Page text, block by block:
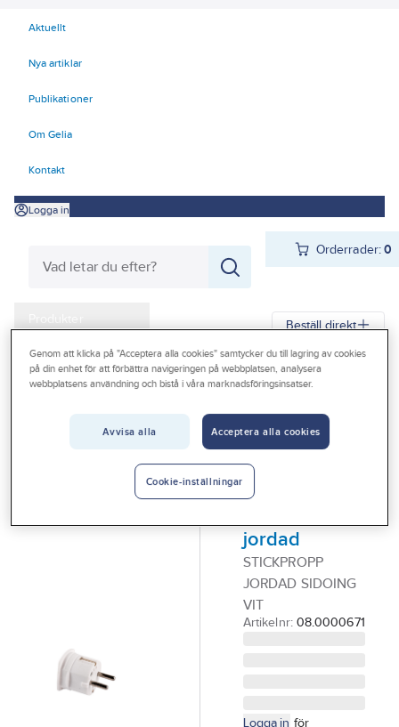
Aktuellt
Nya artiklar
Publikationer
Om Gelia
Kontakt
Logga in
Orderrader:0
Produkter
Kampanjer
Outlet
Beställ direkt
Gelia Produkter Gelia El Förlänga & förgrena
Stickpropp
Stickpropp
med
jordad
STICKPROPP
JORDAD SIDOING
VIT
Artikelnr: 08.0000671
Logga in för
Genom att klicka på "Acceptera alla cookies" samtycker du till lagring av cookies
på din enhet för att förbättra navigeringen på webbplatsen, analysera
webbplatsens användning och bistå i våra marknadsföringsinsatser.
Avvisa alla Acceptera alla cookies
Cookie-inställningar